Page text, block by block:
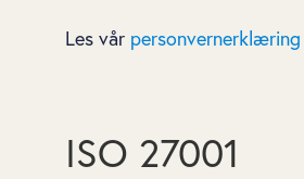
Les vår personvernerklæring
ISO 27001